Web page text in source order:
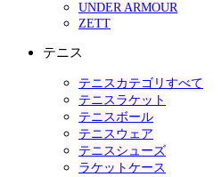
UNDER ARMOUR
ZETT
テニス
テニスカテゴリすべて
テニスラケット
テニスボール
テニスウェア
テニスシューズ
ラケットケース